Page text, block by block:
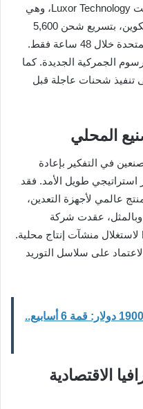
استراتيجياتها. على سبيل المثال، قامت Luxor Technology، وهي
شركة متخصصة في حلول تعدين البيتكوين، بتسريع شحن 5,600
وحدة تعدين من تايلاند إلى الولايات المتحدة خلال 48 ساعة فقط.
الجمركية الجديدة. كما
تنفيذ شحنات عاجلة قبل
المحلي
في التفكير بإعادة
استراتيجي طويل الأمد. فقد
عالمي لأجهزة التعدين،
وبالمثل، عقدت شركة
لاستغلال منشآت إنتاج محلية.
على سلاسل التوريد
سعر الإيثيريوم يتجاوز 1900 دولار: قمة 6 أسابيع..
الاقتصادية